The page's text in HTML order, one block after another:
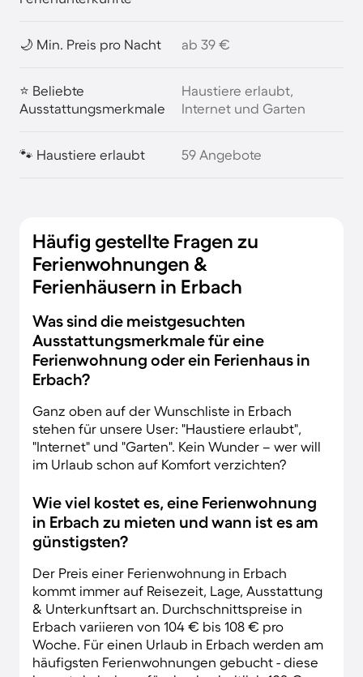
🌙 Min. Preis pro Nacht ab 39 €
⭐ Beliebte
Ausstattungsmerkmale
Haustiere erlaubt,
Internet und Garten
🐾 Haustiere erlaubt 59 Angebote
Häufig gestellte Fragen zu
Ferienwohnungen &
Ferienhäusern in Erbach
Was sind die meistgesuchten
Ausstattungsmerkmale für eine
Ferienwohnung oder ein Ferienhaus in
Erbach?
Ganz oben auf der Wunschliste in Erbach
stehen für unsere User: "Haustiere erlaubt",
"Internet" und "Garten". Kein Wunder – wer will
im Urlaub schon auf Komfort verzichten?
Wie viel kostet es, eine Ferienwohnung
in Erbach zu mieten und wann ist es am
günstigsten?
Der Preis einer Ferienwohnung in Erbach
kommt immer auf Reisezeit, Lage, Ausstattung
& Unterkunftsart an. Durchschnittspreise in
Erbach variieren von 104 € bis 108 € pro
Woche. Für einen Urlaub in Erbach werden am
häufigsten Ferienwohnungen gebucht - diese